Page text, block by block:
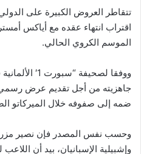
تتقاطر العروض الكبيرة على
اقتراب انتهاء عقده مع أياكس
الموسم الكروي الحالي.
ووفقا لصحيفة
جاهزيته من أجل تقديم عرض
ضمه إلى صفوفه خلال الميركاتو
وحسب نفس المصدر فإن نصير
وإشبيلية الإسبانيان، بيد أن